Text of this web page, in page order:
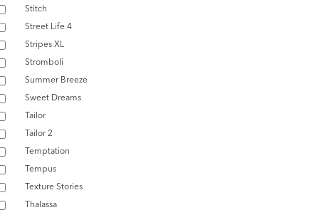
Stitch
Street Life 4
Stripes XL
Stromboli
Summer Breeze
Sweet Dreams
Tailor
Tailor 2
Temptation
Tempus
Texture Stories
Thalassa